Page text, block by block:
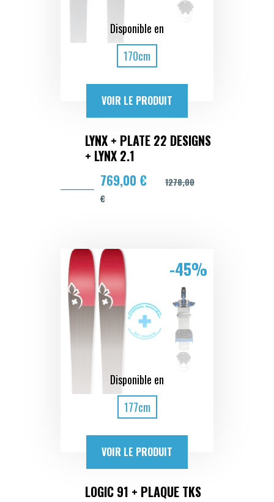
Disponible en
170cm
VOIR LE PRODUIT
LYNX + PLATE 22 DESIGNS
+ LYNX 2.1
769,00 €
1278,00
€
Disponible en
177cm
-45%
VOIR LE PRODUIT
LOGIC 91 + PLAQUE TKS